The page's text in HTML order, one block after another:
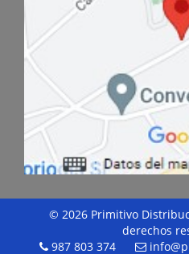
© 2026 Primitivo
derechos
987 803 374